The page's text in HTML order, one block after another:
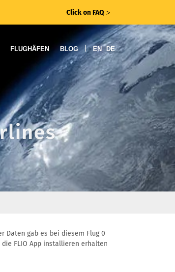
Click on FAQ ᐳ
FLUGHÄFEN BLOG | EN DE
Daten gab es bei diesem Flug 0
FLIO App installieren erhalten